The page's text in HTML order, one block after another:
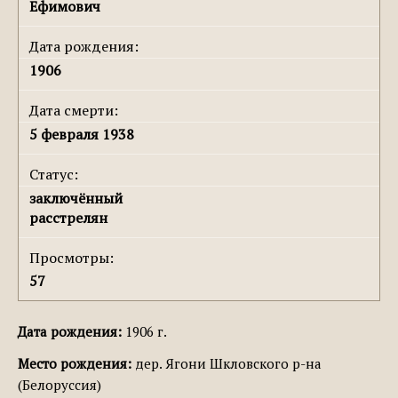
Ефимович
Дата рождения:
1906
Дата смерти:
5 февраля 1938
Статус:
заключённый
расстрелян
Просмотры:
57
Дата рождения: 1906 г.
Место рождения: дер. Ягони Шкловского р-на
(Белоруссия)